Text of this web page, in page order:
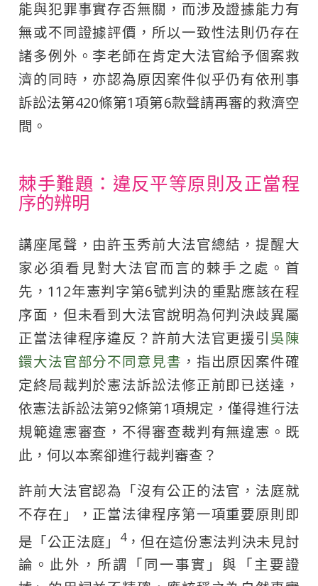
能與犯罪事實存否無關，而涉及證據能力有
無或不同證據評價，所以一致性法則仍存在
諸多例外。李老師在肯定大法官給予個案救
濟的同時，亦認為原因案件似乎仍有依刑事
訴訟法第420條第1項第6款聲請再審的救濟空
間。
棘手難題：違反平等原則及正當程
序的辨明
講座尾聲，由許玉秀前大法官總結，提醒大
家必須看見對大法官而言的棘手之處。首
先，112年憲判字第6號判決的重點應該在程
序面，但未看到大法官說明為何判決歧異屬
正當法律程序違反？許前大法官更援引吳陳
鐶大法官部分不同意見書 ，指出原因案件確
定終局裁判於憲法訴訟法修正前即已送達，
依憲法訴訟法第92條第1項規定，僅得進行法
規範違憲審查，不得審查裁判有無違憲。既
此，何以本案卻進行裁判審查？
許前大法官認為「沒有公正的法官，法庭就
不存在」，正當法律程序第一項重要原則即
是「公正法庭」
4，但在這份憲法判決未見討
論。此外，所謂「同一事實」與「主要證